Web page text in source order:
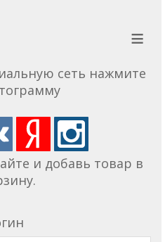
≡
сеть нажмите
и добавь товар в